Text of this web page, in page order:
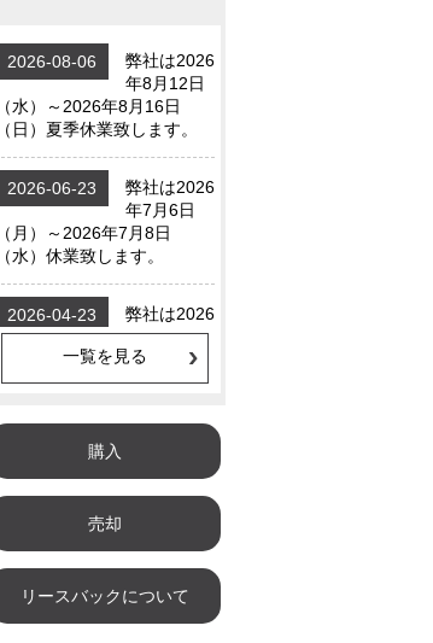
一覧を見る
購入
売却
リースバックについて